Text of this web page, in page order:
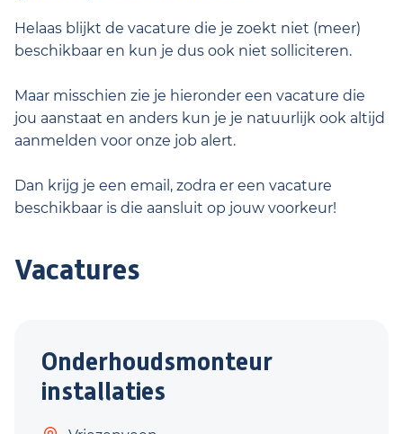
Helaas blijkt de vacature die je zoekt niet (meer)
beschikbaar en kun je dus ook niet solliciteren.
Maar misschien zie je hieronder een vacature die
jou aanstaat en anders kun je je natuurlijk ook altijd
aanmelden voor onze job alert.
Dan krijg je een email, zodra er een vacature
beschikbaar is die aansluit op jouw voorkeur!
Vacatures
Onderhoudsmonteur
installaties